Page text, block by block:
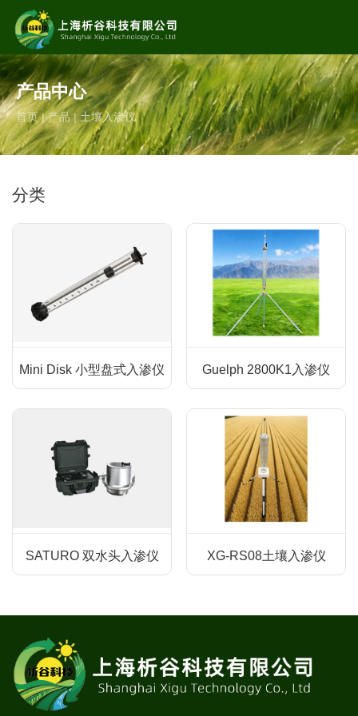
专业的生态、农业、环境科研仪器制造服务商
服务热线
13062806842（微信同号） 13166155501
邮箱
产品中心
首页|产品 | 土壤入渗仪
分类
Mini Disk 小型盘式入渗仪 Guelph 2800K1入渗仪
SATURO 双水头入渗仪 XG-RS08土壤入渗仪
重视每一位客户 ，注重每一个细节、为用户提供更多、更优
质的产品和服务！